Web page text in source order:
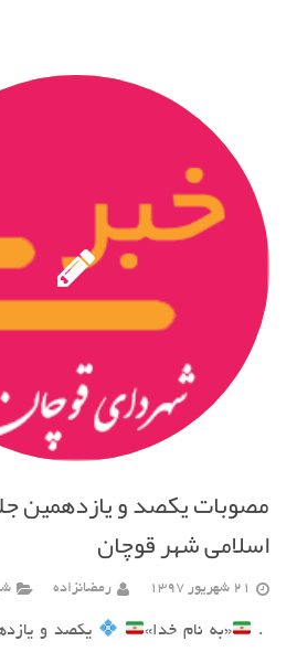
مصوبات یکصد و یازدهمین
اسلامی شهر قوچان
21 شهریور 1397 رمضانزاده
‍ . «به نام خدا»
یکصد و